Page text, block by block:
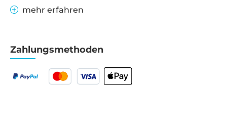
mehr erfahren
Zahlungsmethoden